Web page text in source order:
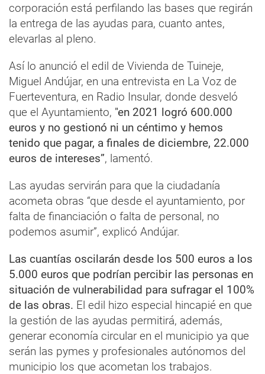
corporación está perfilando las bases que regirán
la entrega de las ayudas para, cuanto antes,
elevarlas al pleno.
Así lo anunció el edil de Vivienda de Tuineje,
Miguel Andújar, en una entrevista en La Voz de
Fuerteventura, en Radio Insular, donde desveló
que el Ayuntamiento, "en 2021 logró 600.000
euros y no gestionó ni un céntimo y hemos
tenido que pagar, a finales de diciembre, 22.000
euros de intereses”, lamentó.
Las ayudas servirán para que la ciudadanía
acometa obras “que desde el ayuntamiento, por
falta de financiación o falta de personal, no
podemos asumir”, explicó Andújar.
Las cuantías oscilarán desde los 500 euros a los
5.000 euros que podrían percibir las personas en
situación de vulnerabilidad para sufragar el 100%
de las obras. El edil hizo especial hincapié en que
la gestión de las ayudas permitirá, además,
generar economía circular en el municipio ya que
serán las pymes y profesionales autónomos del
municipio los que acometan los trabajos.